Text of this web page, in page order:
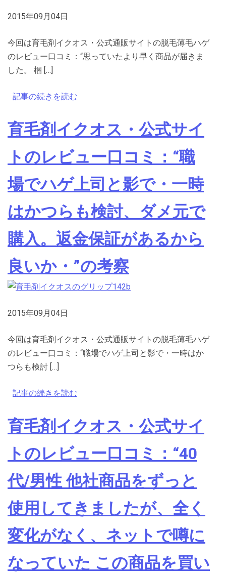
2015年09月04日
今回は育毛剤イクオス・公式通販サイトの脱毛薄毛ハゲ
のレビュー口コミ：“思っていたより早く商品が届きま
した。 梱 […]
記事の続きを読む
育毛剤イクオス・公式サイ
トのレビュー口コミ：“職
場でハゲ上司と影で・一時
はかつらも検討、ダメ元で
購入。返金保証があるから
良いか・”の考察
2015年09月04日
今回は育毛剤イクオス・公式通販サイトの脱毛薄毛ハゲ
のレビュー口コミ：“職場でハゲ上司と影で・一時はか
つらも検討 […]
記事の続きを読む
育毛剤イクオス・公式サイ
トのレビュー口コミ：“40
代/男性 他社商品をずっと
使用してきましたが、全く
変化がなく、ネットで噂に
なっていた この商品を買い